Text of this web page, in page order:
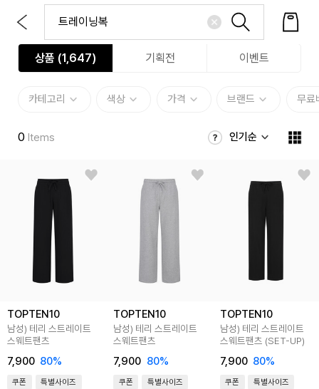
상품 (1,647) 기획전 이벤트
카테고리 색상 가격 브랜드 무료
0 Items 인기순
TOPTEN10
남성) 테리 스트레이트
스웨트팬츠
7,900 80%
쿠폰 특별사이즈
TOPTEN10
남성) 테리 스트레이트
스웨트팬츠
7,900 80%
쿠폰 특별사이즈
TOPTEN10
남성) 테리 스트레이트
스웨트팬츠 (SET-UP)
7,900 80%
쿠폰 특별사이즈